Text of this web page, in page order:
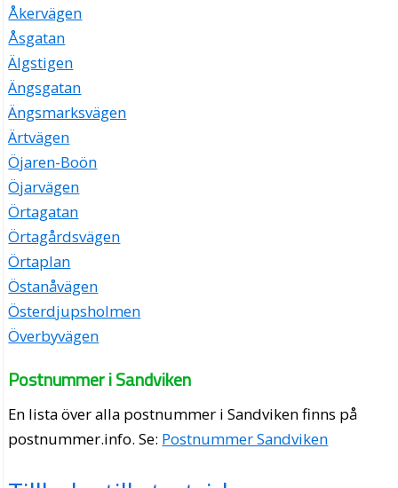
Åkervägen
Åsgatan
Älgstigen
Ängsgatan
Ängsmarksvägen
Ärtvägen
Öjaren-Boön
Öjarvägen
Örtagatan
Örtagårdsvägen
Örtaplan
Östanåvägen
Österdjupsholmen
Överbyvägen
Postnummer i Sandviken
En lista över alla postnummer i Sandviken finns på
postnummer.info. Se: Postnummer Sandviken